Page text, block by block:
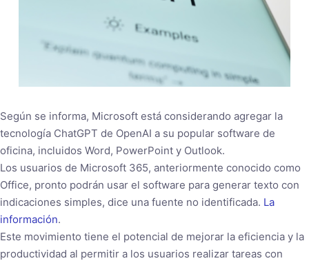
Según se informa, Microsoft está considerando agregar la
tecnología ChatGPT de OpenAI a su popular software de
oficina, incluidos Word, PowerPoint y Outlook.
Los usuarios de Microsoft 365, anteriormente conocido como
Office, pronto podrán usar el software para generar texto con
indicaciones simples, dice una fuente no identificada. La
información.
Este movimiento tiene el potencial de mejorar la eficiencia y la
productividad al permitir a los usuarios realizar tareas con